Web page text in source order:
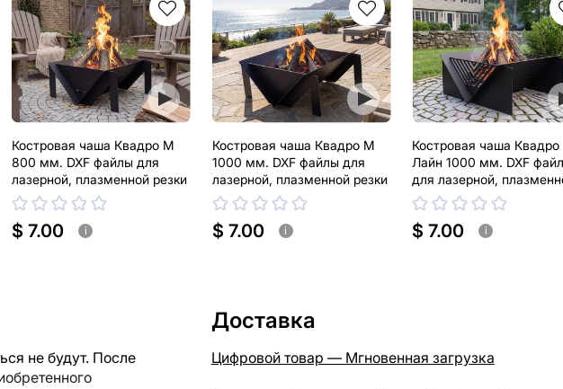
Костровая чаша Квадро М
800 мм. DXF файлы для
лазерной, плазменной резки
$ 7.00 i
Костровая чаша Квадро М
1000 мм. DXF файлы для
лазерной, плазменной резки
$ 7.00 i
Костровая чаша Квадро
Лайн 1000 мм. DXF
для лазерной,
резки
$ 7.00 i
не будут. После
Доставка
Цифровой товар — Мгновенная загрузка